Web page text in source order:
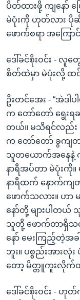
ပိတ်ထားဖို့ ကျနော်
မဲပုံးကို ဟုတ်လား ပို
ဖောက်စရာ အကြော
ဒေါ်ခင်စိုးဝင်း -
စိတ်ထဲမှာ မဲပုံးလို့ ထ
ဦးတင်အေး - “အဲဒါ
က တော်တော် ရွေးရ
တယ်။ မသိရင်လည်း
က တော်တော် ခွကျတ
သူတယောက်အနေနဲ့ ကျ
နာရီအပ်တာ မဲပုံးကို။
နာရီထက် နောက်ကျ
ဖောက်သလား။ ဟာ မ
နော်တို့ များပါတ
သူတို့ ဖောက်တာရှိသလ
နော် မေးကြည့်တဲ့အခါ
ဘူး။ ပစ္စည်းအားလုံ
တော့ မိတ္တူကူးလိုက်တ
ဒေါ်ခင်စိုးဝင်း - ဟု